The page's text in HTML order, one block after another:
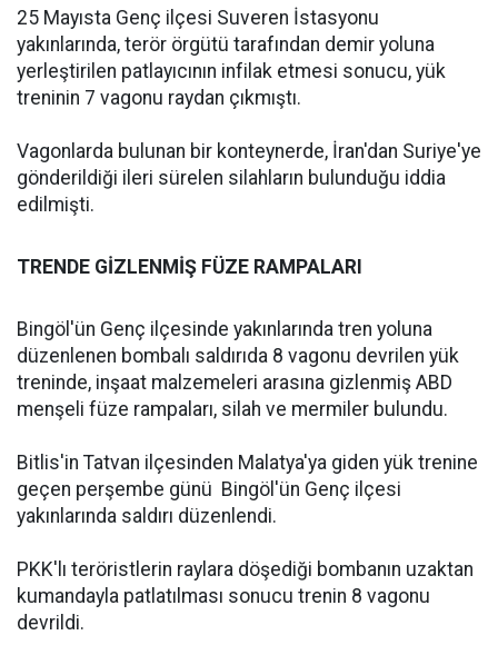
25 Mayısta Genç ilçesi Suveren İstasyonu
yakınlarında, terör örgütü tarafından demir yoluna
yerleştirilen patlayıcının infilak etmesi sonucu, yük
treninin 7 vagonu raydan çıkmıştı.
Vagonlarda bulunan bir konteynerde, İran'dan Suriye'ye
gönderildiği ileri sürelen silahların bulunduğu iddia
edilmişti.
TRENDE GİZLENMİŞ FÜZE RAMPALARI
Bingöl'ün Genç ilçesinde yakınlarında tren yoluna
düzenlenen bombalı saldırıda 8 vagonu devrilen yük
treninde, inşaat malzemeleri arasına gizlenmiş ABD
menşeli füze rampaları, silah ve mermiler bulundu.
Bitlis'in Tatvan ilçesinden Malatya'ya giden yük trenine
geçen perşembe günü Bingöl'ün Genç ilçesi
yakınlarında saldırı düzenlendi.
PKK'lı teröristlerin raylara döşediği bombanın uzaktan
kumandayla patlatılması sonucu trenin 8 vagonu
devrildi.